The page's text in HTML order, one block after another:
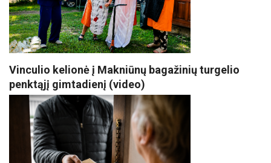
Vinculio kelionė į Makniūnų bagažinių turgelio
penktąjį gimtadienį (video)